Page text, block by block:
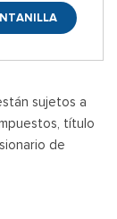
sujetos a
título
de